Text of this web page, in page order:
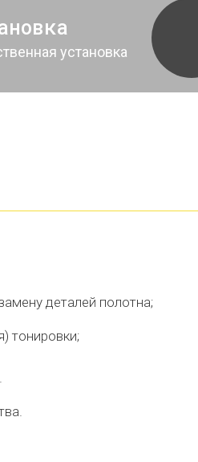
установка
деталей полотна;
тонировки;